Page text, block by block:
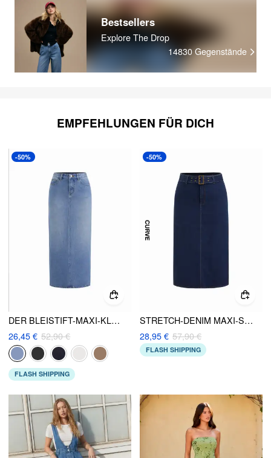
Bestsellers
Explore The Drop
14830 Gegenstände
EMPFEHLUNGEN FÜR DICH
-50%
DER BLEISTIFT-MAXI-KLEID
26,45 € 52,90 €
FLASH SHIPPING
-50%
STRETCH-DENIM MAXI-SKIRT MIT MITTELHÖHE, GESPALTENEM RÜCKEN UND GÜRTEL KURVE & PLUS
28,95 € 57,90 €
FLASH SHIPPING